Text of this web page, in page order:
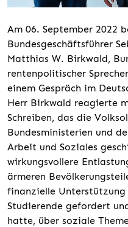
Am 06. September 2022
Bundesgeschäftsführer
Matthias W. Birkwald,
rentenpolitischer
einem Gespräch im
Herr Birkwald reagierte
Schreiben, das die
Bundesministerien und
Arbeit und Soziales
wirkungsvollere
ärmeren
finanzielle Unterstützung
Studierende gefordert
hatte, über soziale